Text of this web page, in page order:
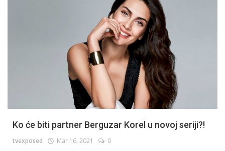
Ko će biti partner Berguzar Korel u novoj seriji?!
tvexposed Mar 16, 2021 0